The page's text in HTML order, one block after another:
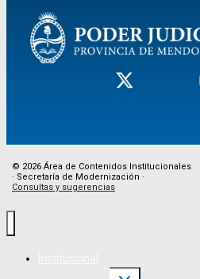
© 2026 Área de Contenidos Institucionales
· Secretaría de Modernización ·
Consultas y sugerencias